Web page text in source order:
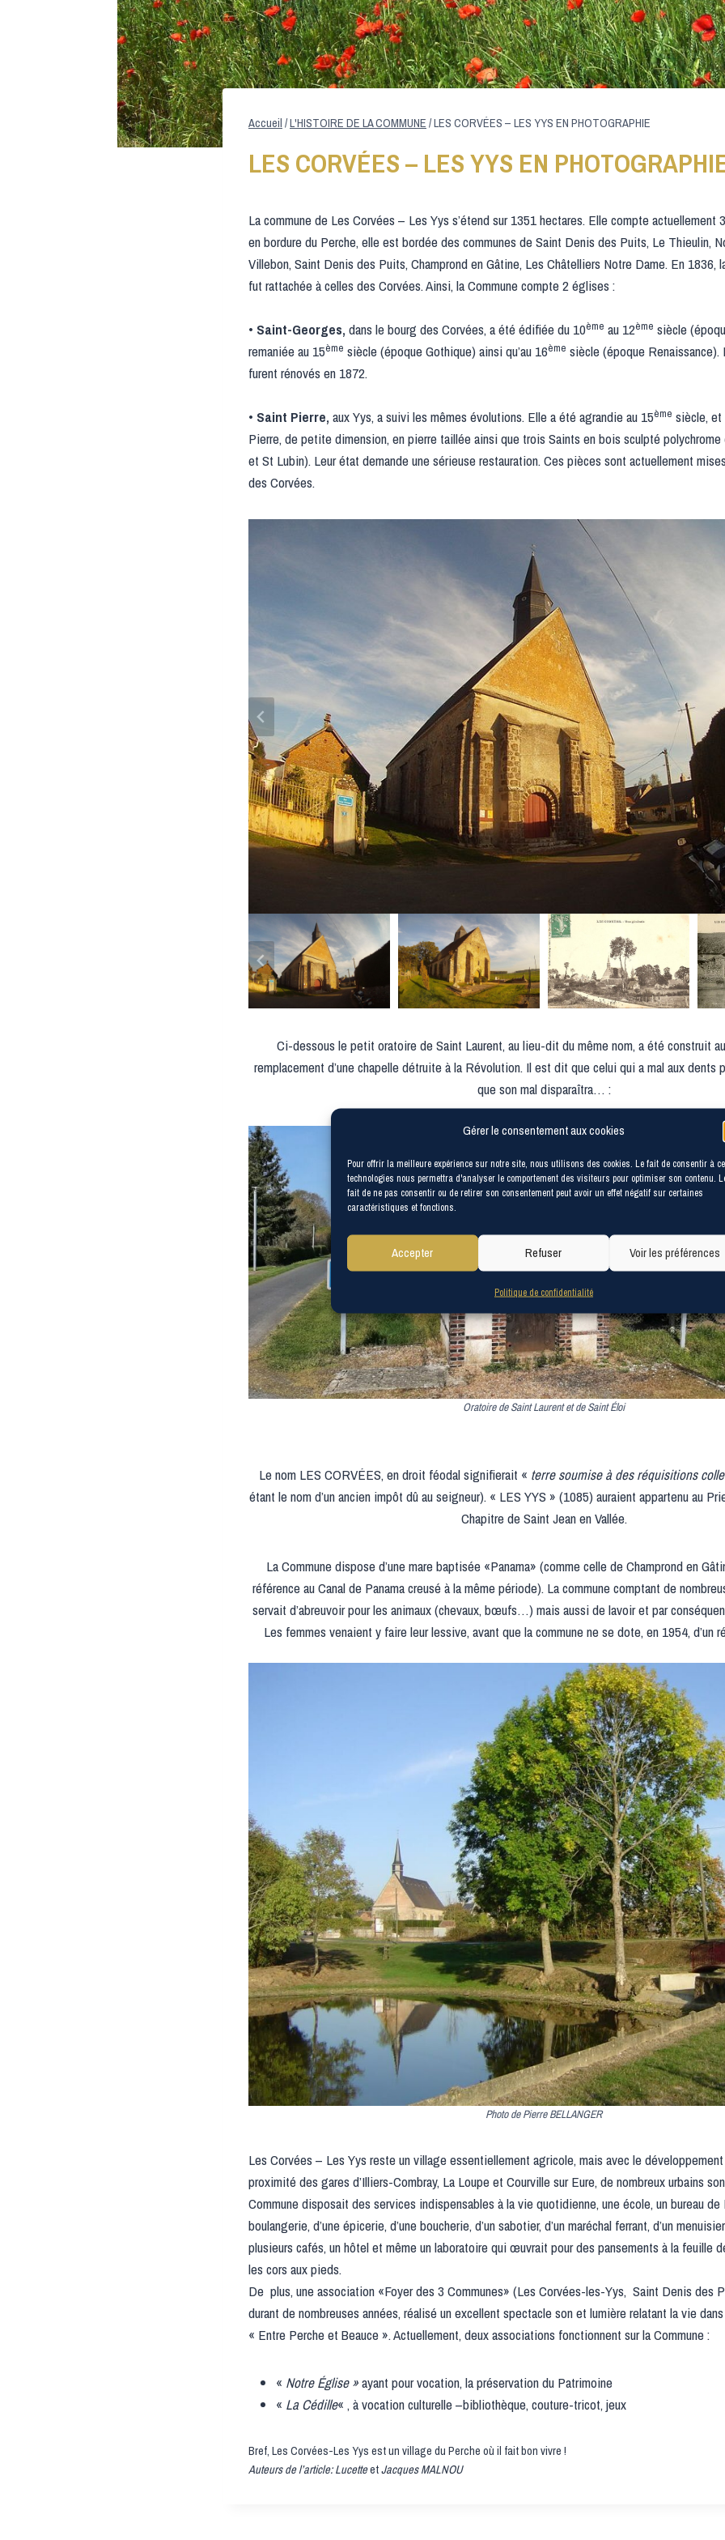
Gérer le consentement aux cookies
Pour offrir la meilleure expérience sur notre site, nous utilisons des cookies. Le fait de consentir à
technologies nous permettra d'analyser le comportement des visiteurs pour optimiser son contenu.
fait de ne pas consentir ou de retirer son consentement peut avoir un effet négatif sur certaines
caractéristiques et fonctions.
Accepter Refuser Voir les préférences
Politique de confidentialité
Accueil /L'HISTOIRE DE LA COMMUNE /LES CORVÉES – LES YYS EN PHOTOGRAPHIE
LES CORVÉES – LES YYS EN
La commune de Les Corvées – Les Yys s’étend sur 1351 hectares. Elle compte actuellement
en bordure du Perche, elle est bordée des communes de Saint Denis des Puits, Le Thieulin,
Villebon, Saint Denis des Puits, Champrond en Gâtine, Les Châtelliers Notre Dame. En 1836,
fut rattachée à celles des Corvées. Ainsi, la Commune compte 2 églises :
• Saint-Georges,dans le bourg des Corvées, a été édifiée du 10ème au 12ème siècle
remaniée au 15ème siècle (époque Gothique) ainsi qu’au 16ème siècle (époque Renaissance).
furent rénovés en 1872.
• Saint Pierre,aux Yys, a suivi les mêmes évolutions. Elle a été agrandie au 15ème siècle,
Pierre, de petite dimension, en pierre taillée ainsi que trois Saints en bois sculpté
et St Lubin). Leur état demande une sérieuse restauration. Ces pièces sont actuellement
des Corvées.
Ci-dessous le petit oratoire de Saint Laurent, au lieu-dit du même nom, a été construit
remplacement d’une chapelle détruite à la Révolution. Il est dit que celui qui a mal aux dents
que son mal disparaîtra… :
Oratoire de Saint Laurent et de Saint Éloi
Le nom LES CORVÉES, en droit féodal signifierait « terre soumise à des réquisitions
étant le nom d’un ancien impôt dû au seigneur). « LES YYS » (1085) auraient appartenu au
Chapitre de Saint Jean en Vallée.
La Commune dispose d’une mare baptisée «Panama» (comme celle de Champrond en
référence au Canal de Panama creusé à la même période). La commune comptant de
servait d’abreuvoir pour les animaux (chevaux, bœufs…) mais aussi de lavoir et par
Les femmes venaient y faire leur lessive, avant que la commune ne se dote, en 1954, d’un
Photo de Pierre BELLANGER
Les Corvées – Les Yys reste un village essentiellement agricole, mais avec le
proximité des gares d’Illiers-Combray, La Loupe et Courville sur Eure, de nombreux urbains
Commune disposait des services indispensables à la vie quotidienne, une école, un bureau de
boulangerie, d’une épicerie, d’une boucherie, d’un sabotier, d’un maréchal ferrant, d’un
plusieurs cafés, un hôtel et même un laboratoire qui œuvrait pour des pansements à la feuille
les cors aux pieds.
De plus, une association «Foyer des 3 Communes» (Les Corvées-les-Yys, Saint Denis des
durant de nombreuses années, réalisé un excellent spectacle son et lumière relatant la vie
« Entre Perche et Beauce ». Actuellement, deux associations fonctionnent sur la Commune :
« Notre Église »ayant pour vocation, la préservation du Patrimoine
« La Cédille« , à vocation culturelle –bibliothèque, couture-tricot, jeux
Bref, Les Corvées-Les Yys est un village du Perche où il fait bon vivre !
Auteurs de l’article:LucetteetJacques MALNOU